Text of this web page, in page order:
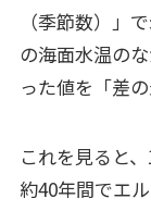
（季節数）」
の海面水温の
った値を「差
これを見ると
約40年間でエ